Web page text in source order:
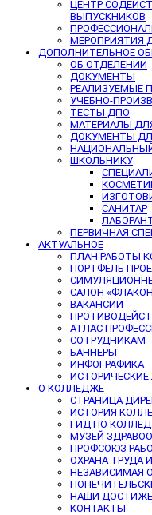
ЦЕНТР
ВЫПУСКНИКОВ
МЕРОПРИЯТИЯ
ДОПОЛНИТЕЛЬНОЕ
ОБ ОТДЕЛЕНИИ
ДОКУМЕНТЫ
РЕАЛИЗУЕМЫЕ
УЧЕБНО-
ТЕСТЫ ДПО
МАТЕРИАЛЫ
ДОКУМЕНТЫ
ШКОЛЬНИКУ
САНИТАР
ПЕРВИЧНАЯ
АКТУАЛЬНОЕ
ПЛАН РАБОТЫ
ПОРТФЕЛЬ
САЛОН
ВАКАНСИИ
АТЛАС
СОТРУДНИКАМ
БАННЕРЫ
ИНФОГРАФИКА
О КОЛЛЕДЖЕ
СТРАНИЦА
ИСТОРИЯ
ГИД ПО
МУЗЕЙ
ПРОФСОЮЗ
ОХРАНА ТРУДА
НЕЗАВИСИМАЯ
НАШИ
КОНТАКТЫ